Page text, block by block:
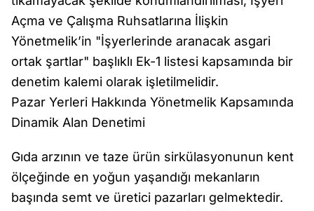
Açma ve Çalışma Ruhsatlarına İlişkin
Yönetmelik’in "İşyerlerinde aranacak asgari
ortak şartlar" başlıklı Ek-1 listesi kapsamında bir
denetim kalemi olarak işletilmelidir.
Pazar Yerleri Hakkında Yönetmelik Kapsamında
Dinamik Alan Denetimi
Gıda arzının ve taze ürün sirkülasyonunun kent
ölçeğinde en yoğun yaşandığı mekanların
başında semt ve üretici pazarları gelmektedir.